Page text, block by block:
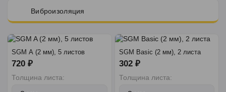
Виброизоляция
SGM A (2 мм), 5 листов
720 ₽
Толщина листа:
SGM Basic (2 мм), 2 листа
302 ₽
Толщина листа: